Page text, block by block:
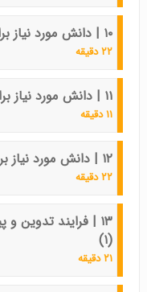
۱۰ | دانش مورد نیاز برای سرمایه گذاری کوانت (۳)
۲۲ دقیقه
۱۱ | دانش مورد نیاز برای سرمایه گذاری کوانت (۴)
۱۱ دقیقه
۱۲ | دانش مورد نیاز برای سرمایه گذاری کوانت (۵)
۲۲ دقیقه
۱۳ | فرایند تدوین
(۱)
۲۱ دقیقه